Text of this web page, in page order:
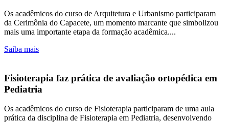
Os acadêmicos do curso de Arquitetura e Urbanismo participaram
da Cerimônia do Capacete, um momento marcante que simbolizou
mais uma importante etapa da formação acadêmica....
Saiba mais
Fisioterapia faz prática de avaliação ortopédica em
Pediatria
Os acadêmicos do curso de Fisioterapia participaram de uma aula
prática da disciplina de Fisioterapia em Pediatria, desenvolvendo